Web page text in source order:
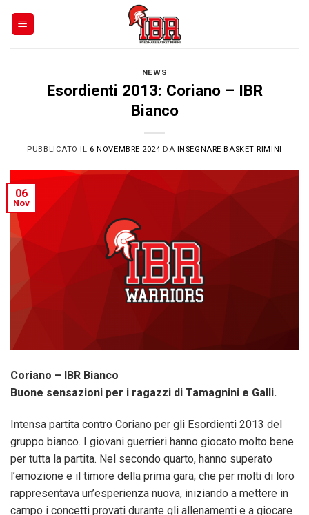
NEWS
Esordienti 2013: Coriano – IBR
Bianco
PUBBLICATO IL 6 NOVEMBRE 2024 DA INSEGNARE BASKET RIMINI
06
Nov
Coriano – IBR Bianco
Buone sensazioni per i ragazzi di Tamagnini e Galli.
Intensa partita contro Coriano per gli Esordienti 2013 del
gruppo bianco. I giovani guerrieri hanno giocato molto bene
per tutta la partita. Nel secondo quarto, hanno superato
l’emozione e il timore della prima gara, che per molti di loro
rappresentava un’esperienza nuova, iniziando a mettere in
campo i concetti provati durante gli allenamenti e a giocare